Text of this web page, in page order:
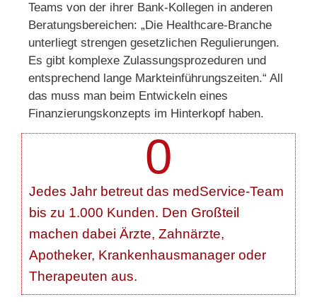
Teams von der ihrer Bank-Kollegen in anderen
Beratungsbereichen: „Die Healthcare-Branche
unterliegt strengen gesetzlichen Regulierungen.
Es gibt komplexe Zulassungsprozeduren und
entsprechend lange Markteinführungszeiten.“ All
das muss man beim Entwickeln eines
Finanzierungskonzepts im Hinterkopf haben.
Jedes Jahr betreut das medService-Team
bis zu 1.000 Kunden. Den Großteil
machen dabei Ärzte, Zahnärzte,
Apotheker, Krankenhausmanager oder
Therapeuten aus.
0